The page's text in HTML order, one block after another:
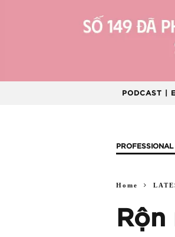
PODCAST |
PROFESSIONAL
Home